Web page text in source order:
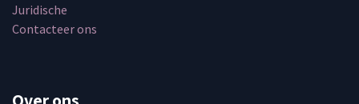
Juridische
Contacteer ons